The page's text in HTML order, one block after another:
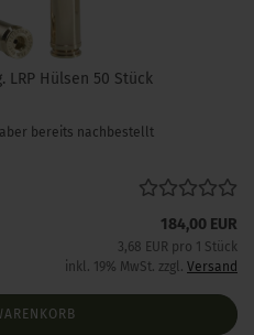
LRP Hülsen 50 Stück
bereits nachbestellt
184,00 EUR
3,68 EUR pro 1 Stück
inkl. 19% MwSt. zzgl. Versand